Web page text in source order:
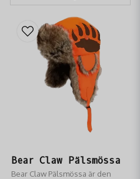
Bear Claw Pälsmössa
Bear Claw Pälsmössa är den